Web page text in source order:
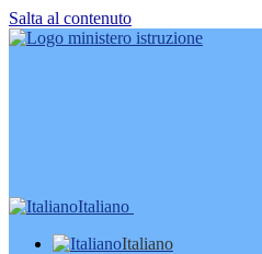
Salta al contenuto
Italiano
Italiano